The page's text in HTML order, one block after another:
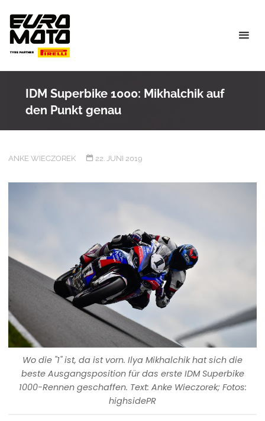
content
IDM Superbike 1000: Mikhalchik auf
den Punkt genau
ANKE WIECZOREK 22. JUNI 2019
Wo die "1" ist, da ist vorn. Ilya Mikhalchik hat sich die
beste Ausgangsposition für das erste IDM Superbike
1000-Rennen geschaffen. Text: Anke Wieczorek; Fotos:
highsidePR